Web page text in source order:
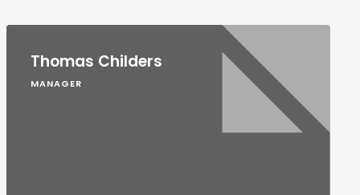
Thomas Childers
MANAGER